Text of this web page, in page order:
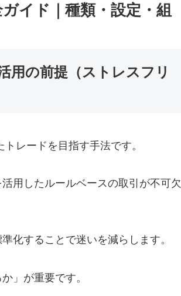
イド｜種類・設定・組
用の前提（ストレスフリ
レードを目指す手法です。
用したルールベースの取引が不可欠
化することで迷いを減らします。
」が重要です。